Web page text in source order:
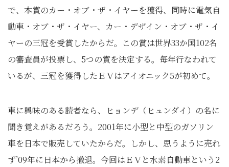
で、本賞のカー・オブ・ザ・イヤーを獲得、同時に電気自
動車・オブ・ザ・イヤー、カー・デザイン・オブ・ザ・イ
ヤーの三冠を受賞したからだ。この賞は世界33か国102名
の審査員が投票し、5つの賞を決定する。毎年行なわれて
いるが、三冠を獲得したＥＶはアイオニック5が初めて。
車に興味のある読者なら、ヒョンデ（ヒュンダイ）の名に
聞き覚えがあるだろう。2001年に小型と中型のガソリン
車を日本で販売していたからだ。しかし、思うように売れ
ず’09年に日本から撤退。今回はＥＶと水素自動車という2